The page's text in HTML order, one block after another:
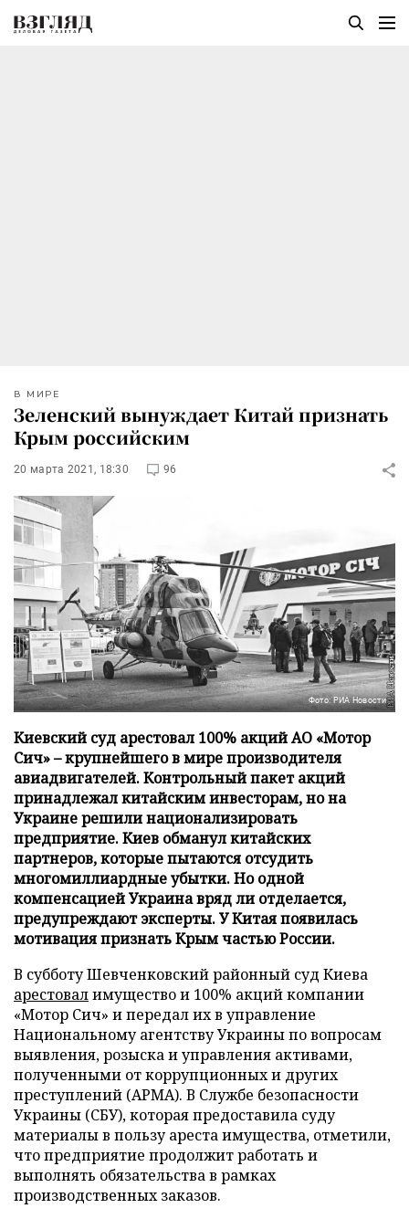
В МИРЕ
Зеленский вынуждает Китай признать
Крым российским
20 марта 2021, 18:30 96
Фото: РИА Новости
Киевский суд арестовал 100% акций АО «Мотор
Сич» – крупнейшего в мире производителя
авиадвигателей. Контрольный пакет акций
принадлежал китайским инвесторам, но на
Украине решили национализировать
предприятие. Киев обманул китайских
партнеров, которые пытаются отсудить
многомиллиардные убытки. Но одной
компенсацией Украина вряд ли отделается,
предупреждают эксперты. У Китая появилась
мотивация признать Крым частью России.
В субботу Шевченковский районный суд Киева
арестовалимущество и 100% акций компании
«Мотор Сич» и передал их в управление
Национальному агентству Украины по вопросам
выявления, розыска и управления активами,
полученными от коррупционных и других
преступлений (АРМА). В Службе безопасности
Украины (СБУ), которая предоставила суду
материалы в пользу ареста имущества, отметили,
что предприятие продолжит работать и
выполнять обязательства в рамках
производственных заказов.